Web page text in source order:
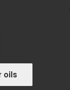
oils